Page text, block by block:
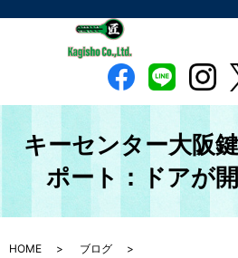
キーセンター大阪
ポート：ドアが
HOME
ブログ